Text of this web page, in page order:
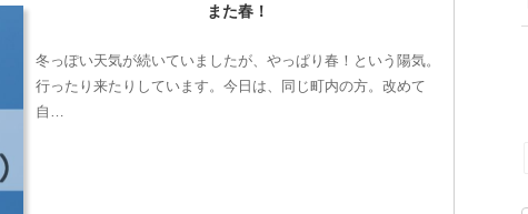
また春！
冬っぽい天気が続いていましたが、やっぱり春！という陽気。
行ったり来たりしています。今日は、同じ町内の方。改めて
自…